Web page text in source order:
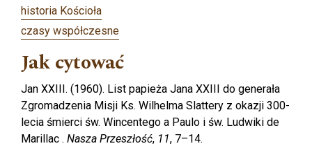
historia Kościoła
czasy współczesne
Jak cytować
Jan XXIII. (1960). List papieża Jana XXIII do generała
Zgromadzenia Misji Ks. Wilhelma Slattery z okazji 300-
lecia śmierci św. Wincentego a Paulo i św. Ludwiki de
Marillac . Nasza Przeszłość, 11, 7–14.